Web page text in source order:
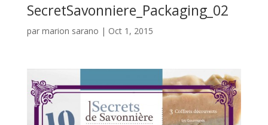
SecretSavonniere_Packaging_02
par marion sarano | Oct 1, 2015